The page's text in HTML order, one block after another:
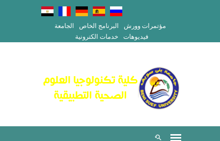
الجامعة البرنامج الخاص
مؤتمرات وورش
خدمات الكترونية
فيديوهات